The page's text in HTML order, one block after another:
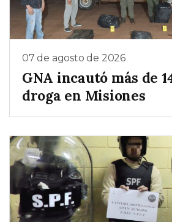
07 de agosto de 2026
GNA incautó más de
droga en Misiones